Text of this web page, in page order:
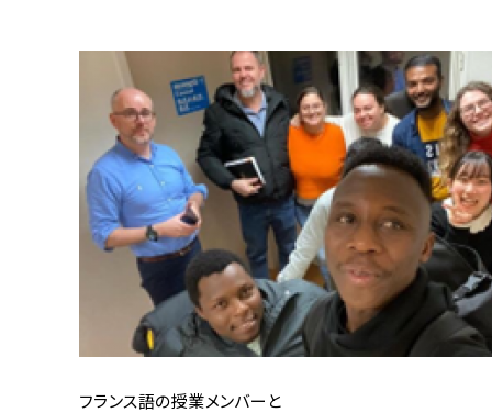
フランス語の授業メンバーと